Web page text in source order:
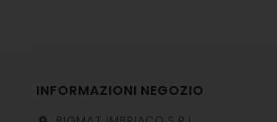
INFORMAZIONI NEGOZIO